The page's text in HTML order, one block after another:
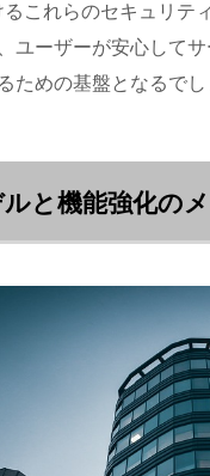
これらのセキュリテ
ユーザーが安心して
ための基盤となるでし
と機能強化の